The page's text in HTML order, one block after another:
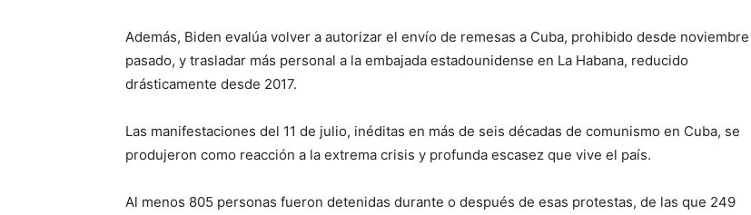
Además, Biden evalúa volver a autorizar el envío de remesas a Cuba, prohibido desde noviembre
pasado, y trasladar más personal a la embajada estadounidense en La Habana, reducido
drásticamente desde 2017.
Las manifestaciones del 11 de julio, inéditas en más de seis décadas de comunismo en Cuba, se
produjeron como reacción a la extrema crisis y profunda escasez que vive el país.
Al menos 805 personas fueron detenidas durante o después de esas protestas, de las que 249